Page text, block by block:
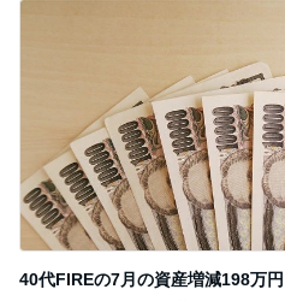
40代FIREの7月の資産増減198万円